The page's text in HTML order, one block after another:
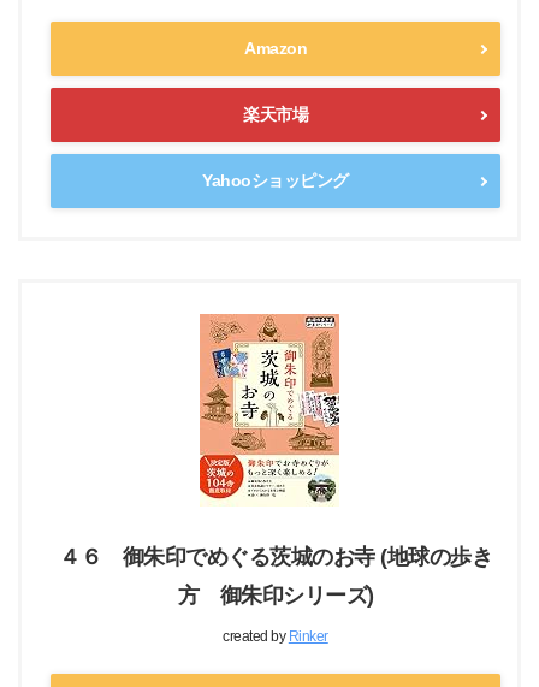
Amazon
楽天市場
Yahooショッピング
４６ 御朱印でめぐる茨城のお寺 (地球の歩き
方 御朱印シリーズ)
created by Rinker